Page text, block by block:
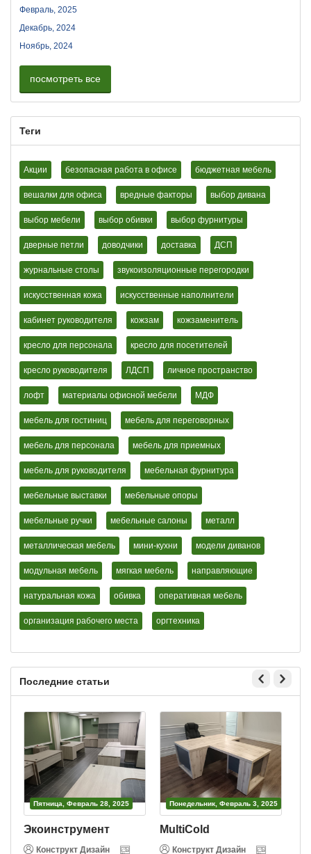
Февраль, 2025
Декабрь, 2024
Ноябрь, 2024
посмотреть все
Теги
Акции безопасная работа в офисе бюджетная мебель
вешалки для офиса вредные факторы выбор дивана
выбор мебели выбор обивки выбор фурнитуры
дверные петли доводчики доставка ДСП
журнальные столы звукоизоляционные перегородки
искусственная кожа искусственные наполнители
кабинет руководителя кожзам кожзаменитель
кресло для персонала кресло для посетителей
кресло руководителя ЛДСП личное пространство
лофт материалы офисной мебели МДФ
мебель для гостиниц мебель для переговорных
мебель для персонала мебель для приемных
мебель для руководителя мебельная фурнитура
мебельные выставки мебельные опоры
мебельные ручки мебельные салоны металл
металлическая мебель мини-кухни модели диванов
модульная мебель мягкая мебель направляющие
натуральная кожа обивка оперативная мебель
организация рабочего места оргтехника
Последние статьи
Пятница, Февраль 28, 2025
Экоинструмент
Конструкт Дизайн
Понедельник, Февраль 3, 2025
MultiCold
Конструкт Дизайн